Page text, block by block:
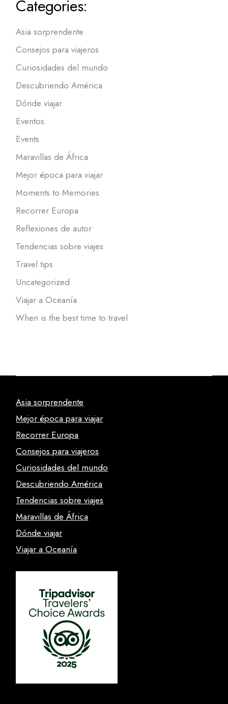
Categories:
Asia sorprendente
Consejos para viajeros
Curiosidades del mundo
Descubriendo América
Dónde viajar
Eventos
Events
Maravillas de África
Mejor época para viajar
Moments to Memories
Recorrer Europa
Reflexiones de autor
Tendencias sobre viajes
Travel tips
Uncategorized
Viajar a Oceanía
When is the best time to travel
Asia sorprendente
Mejor época para viajar
Recorrer Europa
Consejos para viajeros
Curiosidades del mundo
Descubriendo América
Tendencias sobre viajes
Maravillas de África
Dónde viajar
Viajar a Oceanía